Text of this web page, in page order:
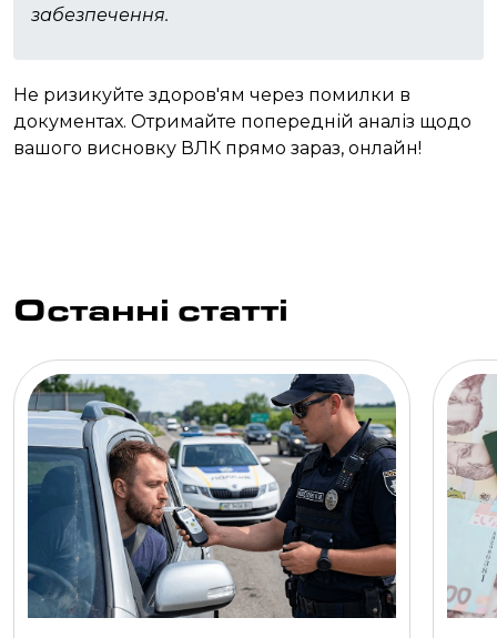
забезпечення.
Не ризикуйте здоров'ям через помилки в
документах. Отримайте попередній аналіз щодо
вашого висновку ВЛК прямо зараз, онлайн!
Останні статті